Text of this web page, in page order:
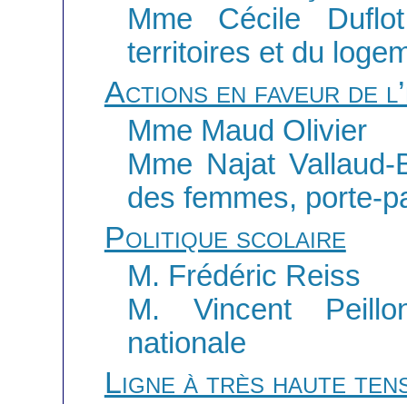
Mme Cécile
territoires et du
Actions en faveur de
Mme Maud Olivier
Mme Najat
des femmes, porte-
Politique scolaire
M. Frédéric Reiss
M. Vincent
nationale
Ligne à très haute